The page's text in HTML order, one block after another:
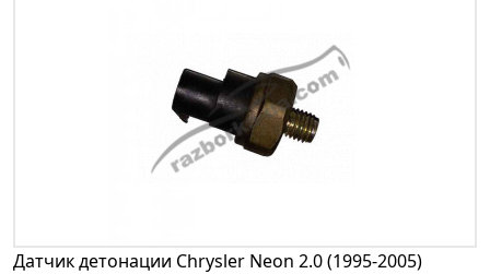
Датчик детонации Chrysler Neon 2.0 (1995-2005)